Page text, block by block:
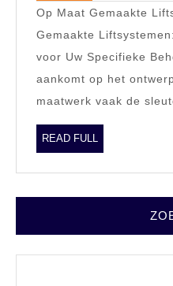
Op
Maat
Op Maat Gemaakte
Gemaakte
voor Uw Specifieke
aankomt op het
maatwerk vaak de
READ FULL
FULL